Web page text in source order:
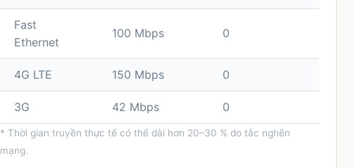
Fast
Ethernet
100 Mbps 0
4G LTE 150 Mbps 0
3G 42 Mbps 0
* Thời gian truyền thực tế có thể dài hơn 20–30 % do tắc nghẽn
mạng.